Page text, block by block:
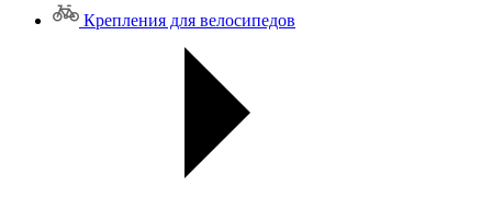
Крепления для велосипедов